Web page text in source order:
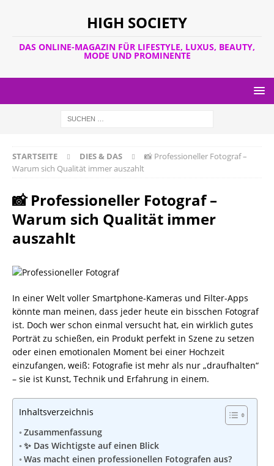
HIGH SOCIETY
DAS ONLINE-MAGAZIN FÜR LIFESTYLE, LUXUS, BEAUTY,
MODE UND PROMINENTE
STARTSEITE DIES & DAS
📸 Professioneller Fotograf –
Warum sich Qualität immer auszahlt
📸 Professioneller Fotograf –
Warum sich Qualität immer
auszahlt
In einer Welt voller Smartphone-Kameras und Filter-Apps
könnte man meinen, dass jeder heute ein bisschen Fotograf
ist. Doch wer schon einmal versucht hat, ein wirklich gutes
Porträt zu schießen, ein Produkt perfekt in Szene zu setzen
oder einen emotionalen Moment bei einer Hochzeit
einzufangen, weiß: Fotografie ist mehr als nur „draufhalten“
– sie ist Kunst, Technik und Erfahrung in einem.
Inhaltsverzeichnis
Zusammenfassung
✨ Das Wichtigste auf einen Blick
Was macht einen professionellen Fotografen aus?